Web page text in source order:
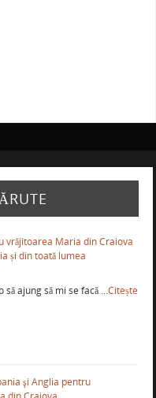
vrăjitoarea Maria din Craiova
și din toată lumea
să ajung să mi se facă …Citește
şi Anglia pentru